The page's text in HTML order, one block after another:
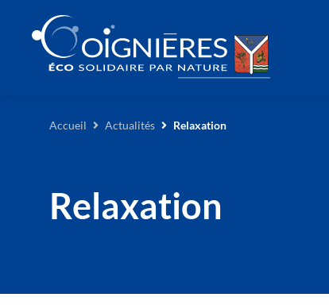
Accueil Actualités Relaxation
Relaxation